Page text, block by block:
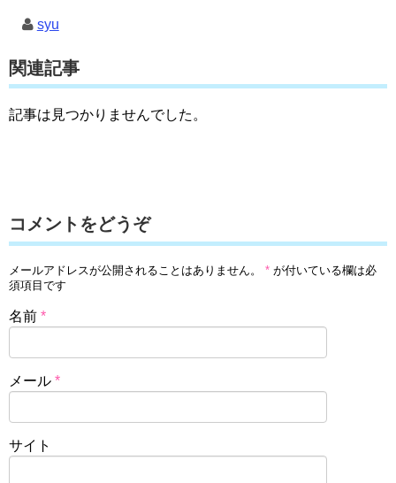
syu
関連記事
記事は見つかりませんでした。
コメントをどうぞ
メールアドレスが公開されることはありません。 * が付いている欄は必
須項目です
名前 *
メール *
サイト